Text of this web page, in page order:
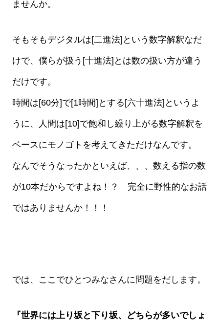
ませんか。
そもそもデジタルは[二進法]という数字解釈なだ
けで、僕らが扱う[十進法]とは数の扱い方が違う
だけです。
時間は[60分]で[1時間]とする[六十進法]というよ
うに、人間は[10]で飽和し繰り上がる数字解釈を
ベースにモノゴトを考えてきただけなんです。
なんでそうなったかといえば、、、数える指の数
が10本だからですよね！？ 完全に野性的なお話
ではありませんか！！！
では、ここでひとつみなさんに問題をだします。
『世界には上り坂と下り坂、どちらが多いでしょ